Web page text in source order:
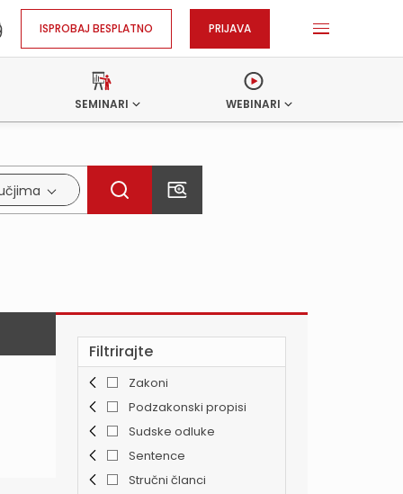
ISPROBAJ BESPLATNO PRIJAVA
SEMINARI WEBINARI
Filtrirajte
Zakoni
Podzakonski propisi
Sudske odluke
Sentence
Stručni članci